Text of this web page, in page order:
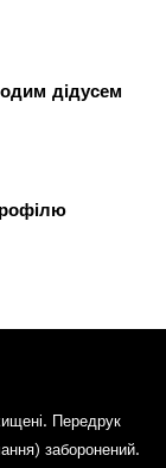
дідусем
Передрук
заборонений.